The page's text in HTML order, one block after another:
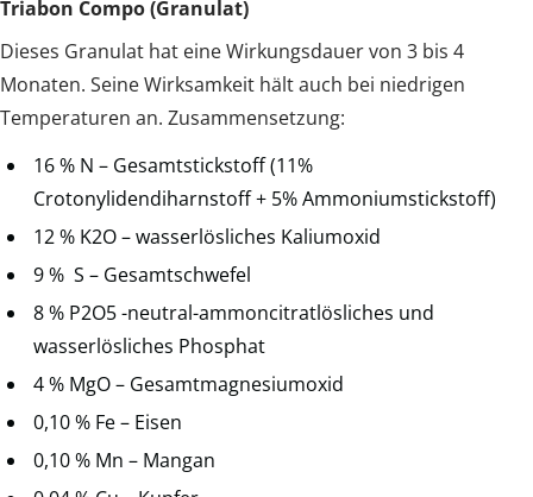
Triabon Compo (Granulat)
Dieses Granulat hat eine Wirkungsdauer von 3 bis 4
Monaten. Seine Wirksamkeit hält auch bei niedrigen
Temperaturen an. Zusammensetzung:
16 % N – Gesamtstickstoff (11%
Crotonylidendiharnstoff + 5% Ammoniumstickstoff)
12 % K2O – wasserlösliches Kaliumoxid
9 % S – Gesamtschwefel
8 % P2O5 -neutral-ammoncitratlösliches und
wasserlösliches Phosphat
4 % MgO – Gesamtmagnesiumoxid
0,10 % Fe – Eisen
0,10 % Mn – Mangan